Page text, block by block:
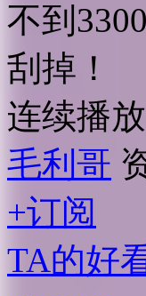
不到
刮掉！
连续播放
毛利哥
+订阅
TA的好